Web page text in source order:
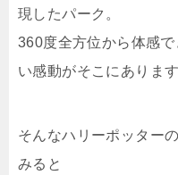
現したパーク。
360度全方位から体感
い感動がそこにあります
そんなハリーポッター
みると